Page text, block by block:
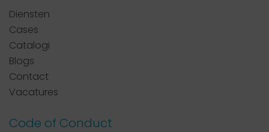
Diensten
Cases
Catalogi
Blogs
Contact
Vacatures
Code of Conduct